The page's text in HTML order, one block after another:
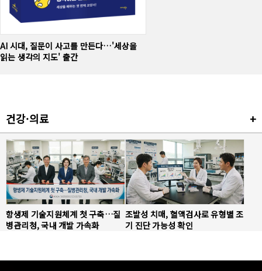
AI 시대, 질문이 사고를 만든다…'세상을
읽는 생각의 지도' 출간
건강·의료 +
항생제 기술지원체계 첫 구축…질
병관리청, 국내 개발 가속화
조발성 치매, 혈액검사로 유형별 조
기 진단 가능성 확인